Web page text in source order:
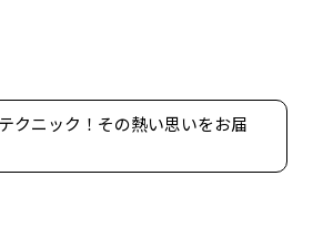
クニック！その熱い思いをお届